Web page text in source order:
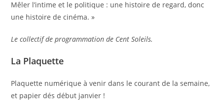
Mêler l’intime et le politique : une histoire de regard, donc
une histoire de cinéma. »
Le collectif de programmation de Cent Soleils.
La Plaquette
Plaquette numérique à venir dans le courant de la semaine,
et papier dés début janvier !